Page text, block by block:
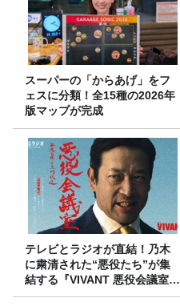
スーパーの「からあげ」をフ
ェスに分類！全15種の2026年
版マップが完成
テレビとラジオが直結！乃木
に粛清された“悪役たち”が集
結する『VIVANT 悪役会議室』
7/26(日)23時スタート！